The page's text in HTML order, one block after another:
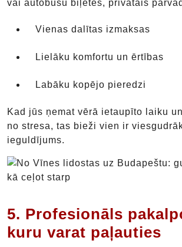
vai autobusu biļetes, privātais
Vienas dalītas izmaksas
Lielāku komfortu un ērtības
Labāku kopējo pieredzi
Kad jūs ņemat vērā ietaupīto laiku
no stresa, tas bieži vien ir
ieguldījums.
5. Profesionāls
kuru varat paļauties